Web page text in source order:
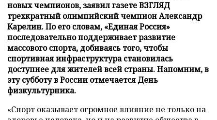
новых чемпионов, заявил газете ВЗГЛЯД
трехкратный олимпийский чемпион Александр
Карелин. По его словам, «Единая Россия»
последовательно поддерживает развитие
массового спорта, добиваясь того, чтобы
спортивная инфраструктура становилась
доступнее для жителей всей страны. Напомним, в
эту субботу в России отмечается День
физкультурника.
«Спорт оказывает огромное влияние не только на